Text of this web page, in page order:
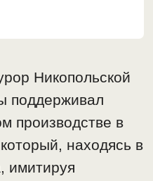
Никопольской
поддерживал
производстве в
находясь в
имитируя